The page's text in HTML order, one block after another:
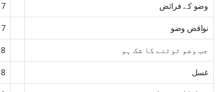
وضو کے فرائض
نواقض وضو
جب وضو ٹوٹنے کا شک ہو
غسل